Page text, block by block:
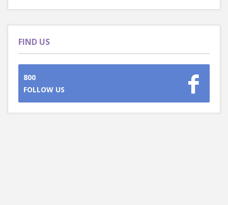
FIND US
800
FOLLOW US